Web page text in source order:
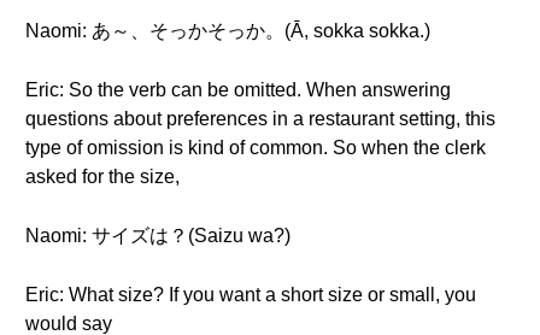
Naomi: あ～、そっかそっか。(Ā, sokka sokka.)
Eric: So the verb can be omitted. When answering
questions about preferences in a restaurant setting, this
type of omission is kind of common. So when the clerk
asked for the size,
Naomi: サイズは？(Saizu wa?)
Eric: What size? If you want a short size or small, you
would say